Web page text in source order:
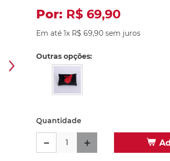
R$ 69,90
Em até1x R$ 69,90 sem juros
Outras opções:
Quantidade
＋
－